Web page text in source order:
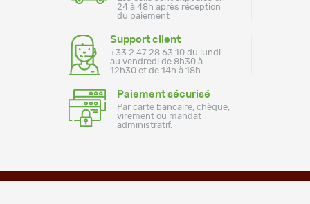
24 à 48h après réception
du paiement
Support client
+33 2 47 28 63 10 du lundi
au vendredi de 8h30 à
12h30 et de 14h à 18h
Paiement sécurisé
Par carte bancaire, chèque,
virement ou mandat
administratif.